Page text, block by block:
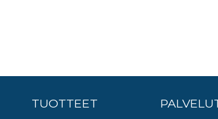
TUOTTEET